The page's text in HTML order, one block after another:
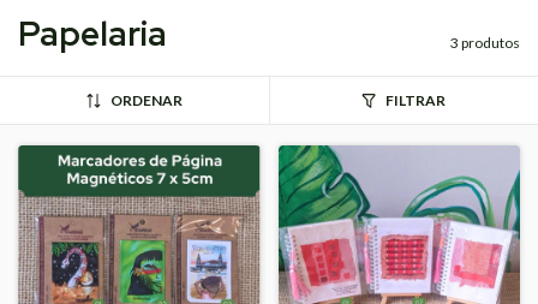
Papelaria 3 produtos
ORDENAR FILTRAR